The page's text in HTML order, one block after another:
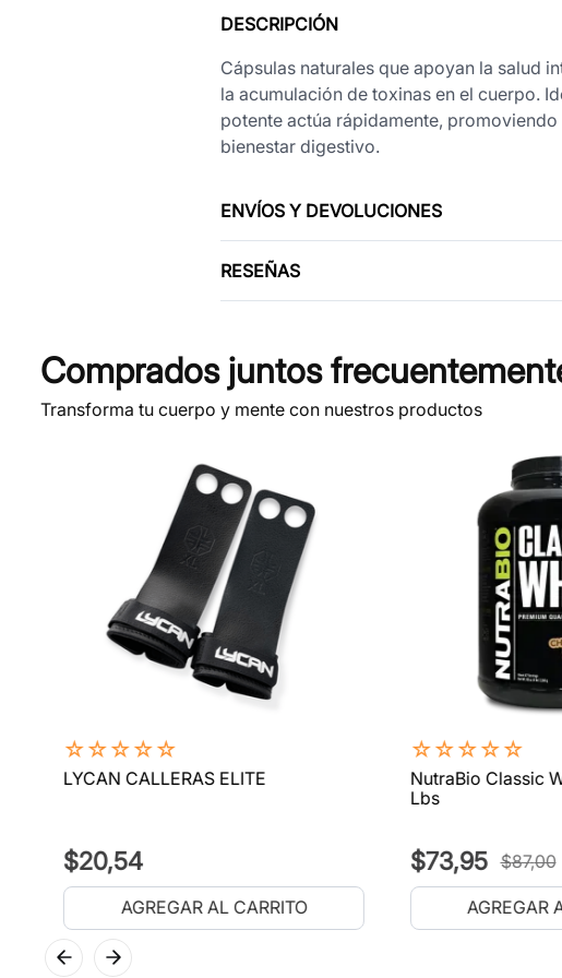
DESCRIPCIÓN
Cápsulas naturales que apoyan la salud
la acumulación de toxinas en el cuerpo.
potente actúa rápidamente,
bienestar digestivo.
ENVÍOS Y DEVOLUCIONES
RESEÑAS
Comprados juntos
Transforma tu cuerpo y mente con nuestros productos
☆☆☆☆☆
LYCAN CALLERAS ELITE
$20,54
AGREGAR AL CARRITO
☆☆☆☆☆
NutraBio Classic
Lbs
$73,95 $87,00
AGREGAR